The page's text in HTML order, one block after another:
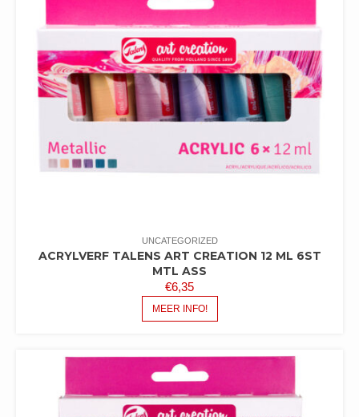
UNCATEGORIZED
ACRYLVERF TALENS ART CREATION 12 ML 6ST
MTL ASS
€6,35
MEER INFO!